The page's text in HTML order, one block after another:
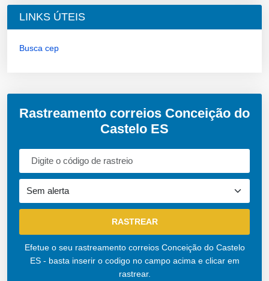
LINKS ÚTEIS
Busca cep
Rastreamento correios Conceição do
Castelo ES
Efetue o seu rastreamento correios Conceição do Castelo
ES - basta inserir o codigo no campo acima e clicar em
rastrear.